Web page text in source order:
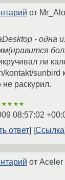
от
- одна
ли
kontakt/sunbird
не раскурил.
08:57:02
ответ
Ссылка
от Aceler